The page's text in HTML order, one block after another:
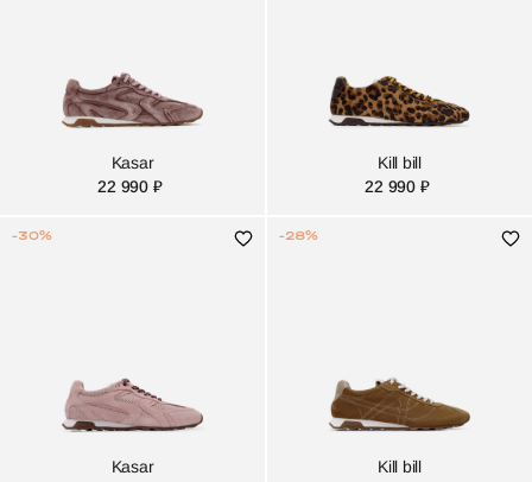
Kasar
22 990 ₽
Kill bill
22 990 ₽
Kasar
-30%
Kill bill
-28%